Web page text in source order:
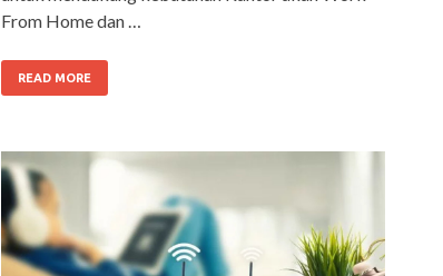
From Home dan …
READ MORE